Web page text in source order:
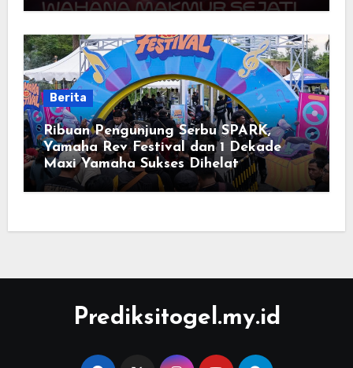
Berita
Ribuan Pengunjung Serbu SPARK,
Yamaha Rev Festival dan 1 Dekade
Maxi Yamaha Sukses Dihelat
Prediksitogel.my.id